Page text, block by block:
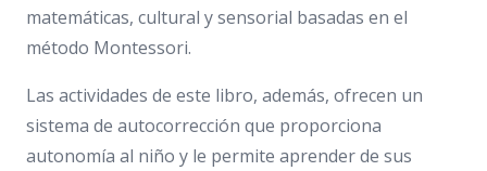
matemáticas, cultural y sensorial basadas en el
método Montessori.
Las actividades de este libro, además, ofrecen un
sistema de autocorrección que proporciona
autonomía al niño y le permite aprender de sus